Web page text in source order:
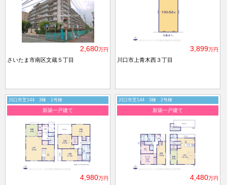
2,680万円
さいたま市南区文蔵５丁目
3,899万円
川口市上青木西３丁目
川口市芝144 3棟 1号棟
新築一戸建て
4,980万円
川口市芝144 3棟 2号棟
新築一戸建て
4,480万円